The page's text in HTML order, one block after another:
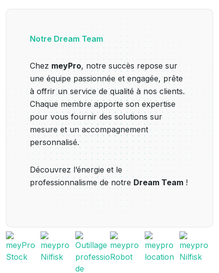
Notre Dream Team
Chez meyPro, notre succès repose sur
une équipe passionnée et engagée, prête
à offrir un service de qualité à nos clients.
Chaque membre apporte son expertise
pour vous fournir des solutions sur
mesure et un accompagnement
personnalisé.
Découvrez l’énergie et le
professionnalisme de notreDream Team !